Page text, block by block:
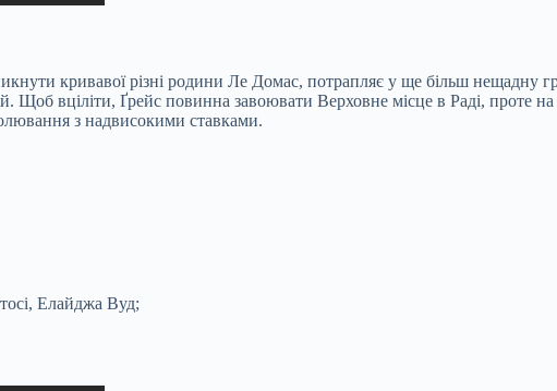
кривавої різні родини Ле Домас, потрапляє у ще більш нещадну
вціліти, Ґрейс повинна завоювати Верховне місце в Раді, проте
з надвисокими ставками.
Елайджа Вуд;